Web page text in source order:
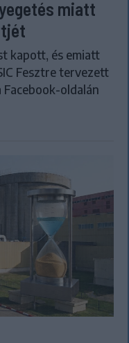
miatt
kapott, és emiatt
Fesztre tervezett
oldalán